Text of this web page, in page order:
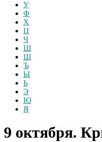
У
Ф
Х
Ц
Ч
Ш
Щ
Ъ
Ы
Ь
Э
Ю
Я
9 октября.